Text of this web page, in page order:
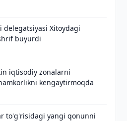
delegatsiyasi Xitoydagi
buyurdi
iqtisodiy zonalarni
kengaytirmoqda
to'g'risidagi yangi qonunni